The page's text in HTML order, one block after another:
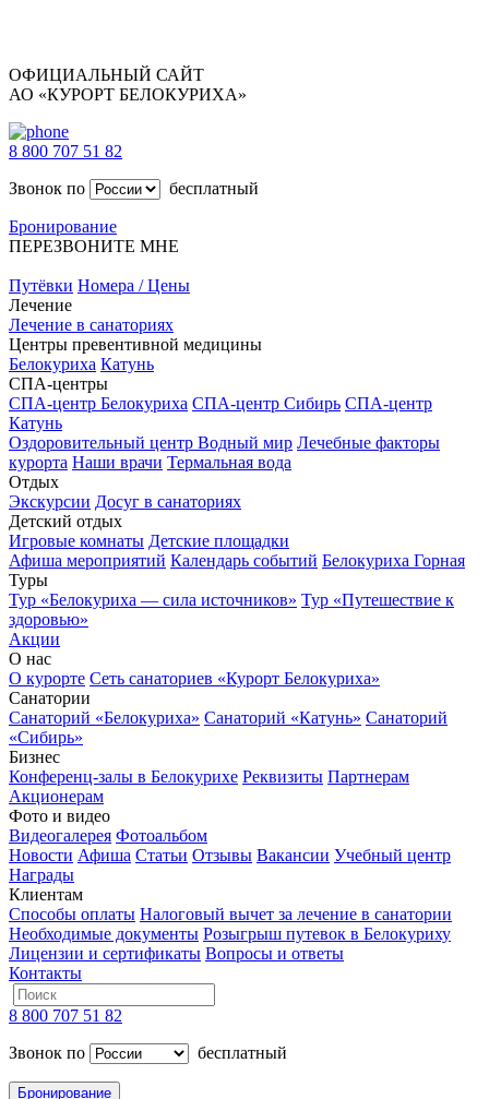
ОФИЦИАЛЬНЫЙ САЙТ
АО «КУРОРТ БЕЛОКУРИХА»
8 800 707 51 82
Звонок по
бесплатный
Бронирование
ПЕРЕЗВОНИТЕ МНЕ
Путёвки Номера / Цены
Лечение
Лечение в санаториях
Центры превентивной медицины
Белокуриха Катунь
СПА-центры
СПА-центр Белокуриха СПА-центр Сибирь СПА-центр
Катунь
Оздоровительный центр Водный мир Лечебные факторы
курорта Наши врачи Термальная вода
Отдых
Экскурсии Досуг в санаториях
Детский отдых
Игровые комнаты Детские площадки
Афиша мероприятий Календарь событий Белокуриха Горная
Туры
Тур «Белокуриха — сила источников» Тур «Путешествие к
здоровью»
Акции
О нас
О курорте Сеть санаториев «Курорт Белокуриха»
Санатории
Санаторий «Белокуриха» Санаторий «Катунь» Санаторий
«Сибирь»
Бизнес
Конференц-залы в Белокурихе Реквизиты Партнерам
Акционерам
Фото и видео
Видеогалерея Фотоальбом
Новости Афиша Статьи Отзывы Вакансии Учебный центр
Награды
Клиентам
Способы оплаты Налоговый вычет за лечение в санатории
Необходимые документы Розыгрыш путевок в Белокуриху
Лицензии и сертификаты Вопросы и ответы
Контакты
8 800 707 51 82
Звонок по
бесплатный
Бронирование